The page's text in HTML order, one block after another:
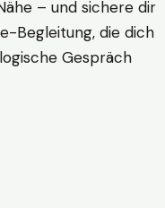
– und sichere dir
Begleitung, die dich
Gespräch